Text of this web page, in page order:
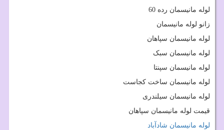
لوله مانیسمان رده 60
زانو لوله مانیسمان
لوله مانیسمان سپاهان
لوله مانیسمان سبک
لوله مانیسمان سپنتا
لوله مانیسمان ساخت کجاست
لوله مانیسمان سیلندری
قیمت لوله مانیسمان سپاهان
لوله مانیسمان شادآباد